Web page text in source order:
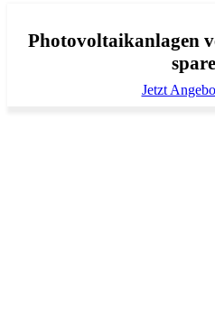
Photovoltaikanlagen
Jetzt